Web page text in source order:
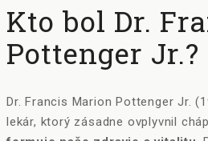
Kto bol Dr.
Pottenger Jr.?
Dr. Francis Marion Pottenger Jr.
lekár, ktorý zásadne ovplyvnil